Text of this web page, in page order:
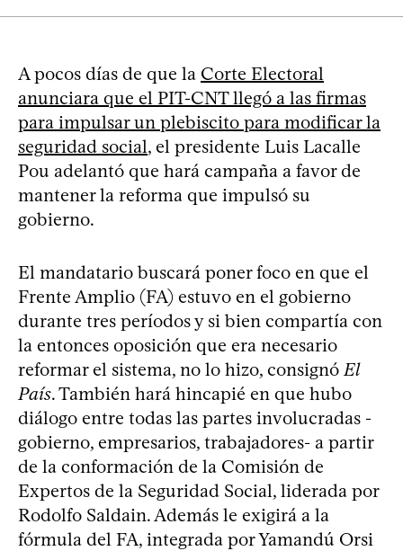
A pocos días de que la Corte Electoral
anunciara que el PIT-CNT llegó a las firmas
para impulsar un plebiscito para modificar la
seguridad social, el presidente Luis Lacalle
Pou adelantó que hará campaña a favor de
mantener la reforma que impulsó su
gobierno.
El mandatario buscará poner foco en que el
Frente Amplio (FA) estuvo en el gobierno
durante tres períodos y si bien compartía con
la entonces oposición que era necesario
reformar el sistema, no lo hizo, consignó El
País. También hará hincapié en que hubo
diálogo entre todas las partes involucradas -
gobierno, empresarios, trabajadores- a partir
de la conformación de la Comisión de
Expertos de la Seguridad Social, liderada por
Rodolfo Saldain. Además le exigirá a la
fórmula del FA, integrada por Yamandú Orsi